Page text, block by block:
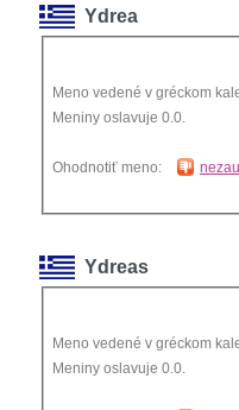
Ydrea
Meno vedené v gréckom
Meniny oslavuje 0.0.
Ohodnotiť meno:
Ydreas
Meno vedené v gréckom
Meniny oslavuje 0.0.